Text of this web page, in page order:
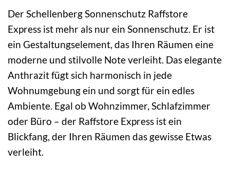
Der Schellenberg Sonnenschutz Raffstore
Express ist mehr als nur ein Sonnenschutz. Er ist
ein Gestaltungselement, das Ihren Räumen eine
moderne und stilvolle Note verleiht. Das elegante
Anthrazit fügt sich harmonisch in jede
Wohnumgebung ein und sorgt für ein edles
Ambiente. Egal ob Wohnzimmer, Schlafzimmer
oder Büro – der Raffstore Express ist ein
Blickfang, der Ihren Räumen das gewisse Etwas
verleiht.